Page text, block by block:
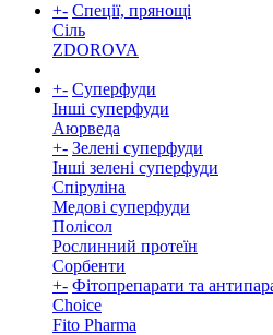
+- Спеції, прянощі
Cіль
ZDOROVA
+- Суперфуди
Інші суперфуди
Аюрведа
+- Зелені суперфуди
Інші зелені суперфуди
Спіруліна
Медові суперфуди
Полісол
Рослинний протеїн
Сорбенти
+- Фітопрепарати та
Choice
Fito Pharma